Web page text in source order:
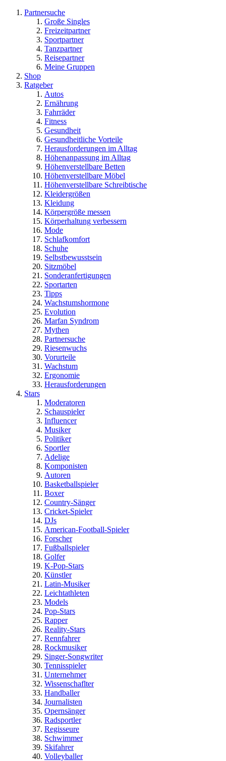
Partnersuche
Große Singles
Freizeitpartner
Sportpartner
Tanzpartner
Reisepartner
Meine Gruppen
Shop
Ratgeber
Autos
Ernährung
Fahrräder
Fitness
Gesundheit
Gesundheitliche Vorteile
Herausforderungen im Alltag
Höhenanpassung im Alltag
Höhenverstellbare Betten
Höhenverstellbare Möbel
Höhenverstellbare Schreibtische
Kleidergrößen
Kleidung
Körpergröße messen
Körperhaltung verbessern
Mode
Schlafkomfort
Schuhe
Selbstbewusstsein
Sitzmöbel
Sonderanfertigungen
Sportarten
Tipps
Wachstumshormone
Evolution
Marfan Syndrom
Mythen
Partnersuche
Riesenwuchs
Vorurteile
Wachstum
Ergonomie
Herausforderungen
Stars
Moderatoren
Schauspieler
Influencer
Musiker
Politiker
Sportler
Adelige
Komponisten
Autoren
Basketballspieler
Boxer
Country-Sänger
Cricket-Spieler
DJs
American-Football-Spieler
Forscher
Fußballspieler
Golfer
K-Pop-Stars
Künstler
Latin-Musiker
Leichtathleten
Models
Pop-Stars
Rapper
Reality-Stars
Rennfahrer
Rockmusiker
Singer-Songwriter
Tennisspieler
Unternehmer
Wissenschaflter
Handballer
Journalisten
Opernsänger
Radsportler
Regisseure
Schwimmer
Skifahrer
Volleyballer